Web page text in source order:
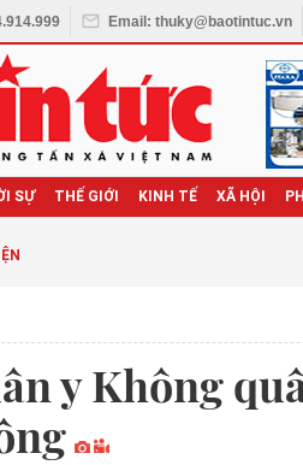
Email: thuky@baotintuc.vn
SỰ THẾ GIỚI KINH TẾ XÃ HỘI
y Không